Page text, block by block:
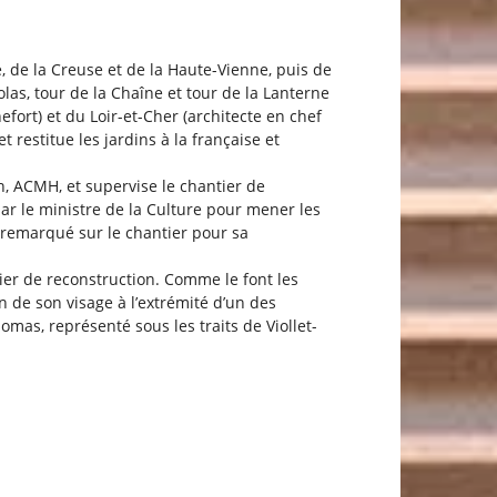
la Creuse et de la Haute-Vienne, puis de
tour de la Chaîne et tour de la Lanterne
et du Loir-et-Cher (architecte en chef
restitue les jardins à la française et
ACMH, et supervise le chantier de
le ministre de la Culture pour mener les
sur le chantier pour sa
de reconstruction. Comme le font les
son visage à l’extrémité d’un des
représenté sous les traits de Viollet-